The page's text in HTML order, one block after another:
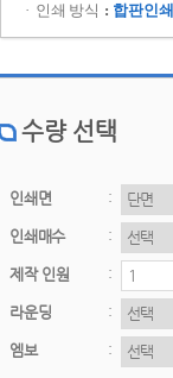
인쇄 방식
합판인쇄
수량 선택
인쇄면
인쇄매수
제작 인원
라운딩
엠보